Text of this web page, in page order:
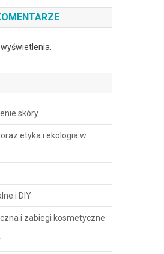
skóry
etyka i ekologia w
i DIY
i zabiegi kosmetyczne